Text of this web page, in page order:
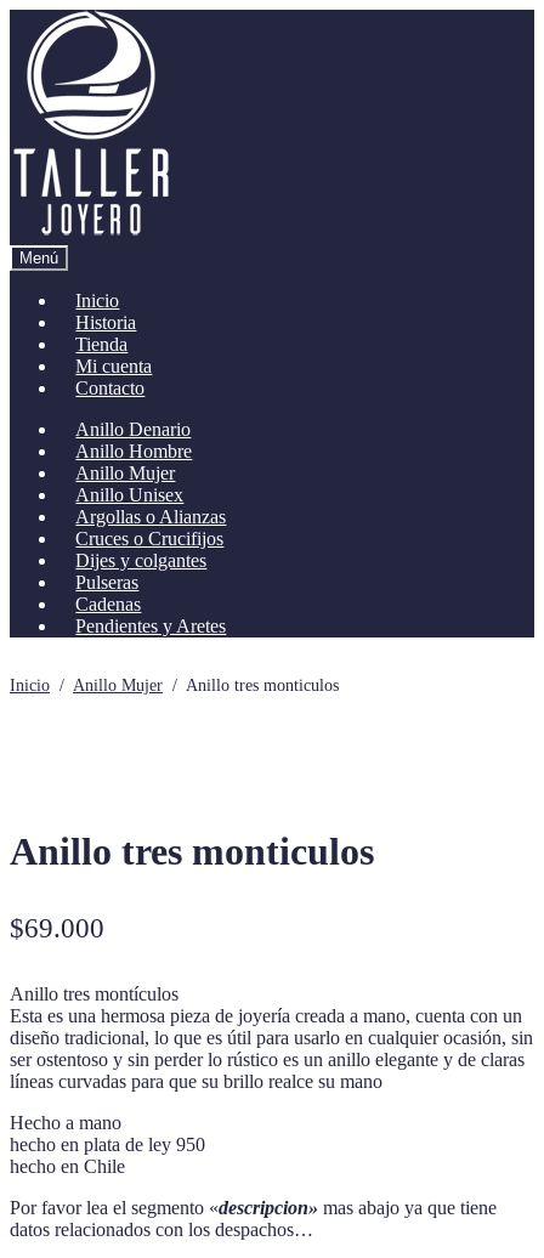
navegación
contenido
Menú
Inicio
Historia
Tienda
Mi cuenta
Contacto
Anillo Denario
Anillo Hombre
Anillo Mujer
Anillo Unisex
Argollas o Alianzas
Cruces o Crucifijos
Dijes y colgantes
Pulseras
Cadenas
Pendientes y Aretes
Inicio / Anillo Mujer / Anillo tres monticulos
Anillo tres monticulos
$69.000
Anillo tres montículos
Esta es una hermosa pieza de joyería creada a mano, cuenta con un
diseño tradicional, lo que es útil para usarlo en cualquier ocasión, sin
ser ostentoso y sin perder lo rústico es un anillo elegante y de claras
líneas curvadas para que su brillo realce su mano
Hecho a mano
hecho en plata de ley 950
hecho en Chile
Por favor lea el segmento «descripcion» mas abajo ya que tiene
datos relacionados con los despachos…